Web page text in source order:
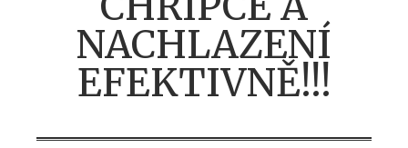
NACHLAZENÍ
EFEKTIVNĚ!!!